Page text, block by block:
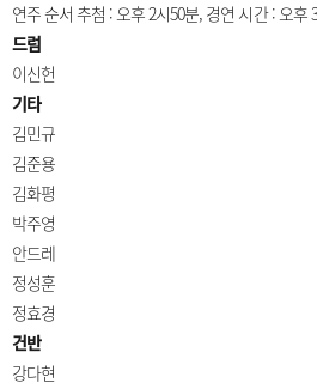
연주 순서 추첨 : 오후 2시50분, 경연 시간 : 오후
드럼
이신헌
기타
김민규
김준용
김화평
박주영
안드레
정성훈
정효경
건반
강다현